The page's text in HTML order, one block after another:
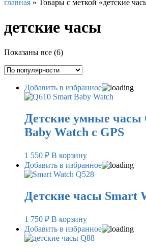
главная » Товары с меткой «детские
детские часы
Показаны все (6)Сортировка:
популярности
Добавить в избранное
Детские умные часы
Baby Watch c GPS
1 550 ₽ В корзину
Добавить в избранное
Детские часы Smart
1 750 ₽ В корзину
Добавить в избранное